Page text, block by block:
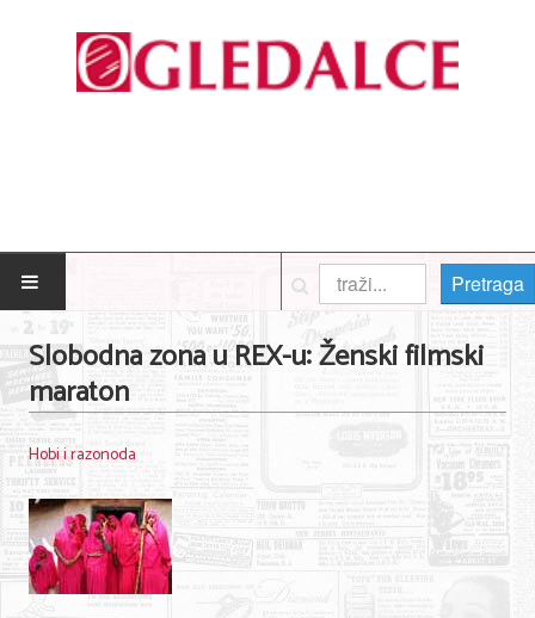
POČETNA
Posao
Usluge
Nega lica i tela
Shopping
Sve za venčanje
Pretraga
Slobodna zona u REX-u: Ženski filmski
maraton
Hobi i razonoda